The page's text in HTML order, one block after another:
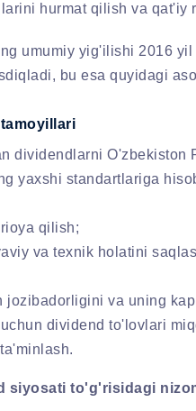
hurmat qilish va qat'iy
umumiy yig'ilishi 2016
bu esa quyidagi
dividendlarni O'zbekiston
yaxshi standartlariga
qilish;
va texnik holatini
jozibadorligini va uning
dividend to'lovlari
siyosati to'g'risidagi